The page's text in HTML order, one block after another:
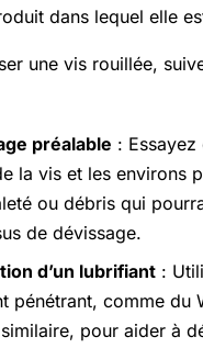
dans lequel elle
une vis rouillée,
préalable :
la vis et les environs
ou débris qui
de dévissage.
d’un lubrifiant :
pénétrant, comme du
pour aider à